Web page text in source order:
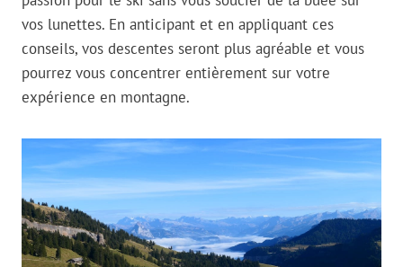
vos lunettes. En anticipant et en appliquant ces
conseils, vos descentes seront plus agréable et vous
pourrez vous concentrer entièrement sur votre
expérience en montagne.